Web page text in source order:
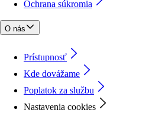
Ochrana súkromia
O nás
Prístupnosť
Kde dovážame
Poplatok za službu
Nastavenia cookies